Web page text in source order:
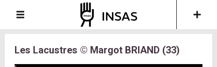
Les Lacustres © Margot BRIAND (33)